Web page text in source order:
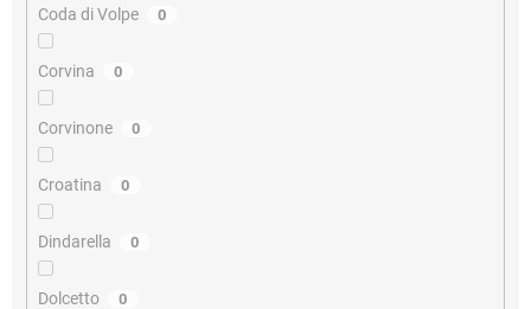
Coda di Volpe 0
Corvina 0
Corvinone 0
Croatina 0
Dindarella 0
Dolcetto 0